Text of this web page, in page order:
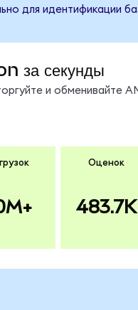
для идентификации
за секунды
и обменивайте
Оценок
483.7K